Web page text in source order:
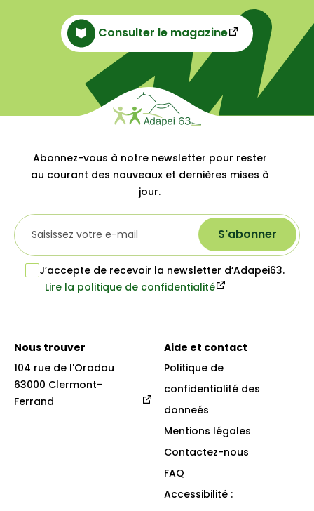
Consulter le magazine
Abonnez-vous à notre newsletter pour rester
au courant des nouveaux et dernières mises à
jour.
S'abonner
J’accepte de recevoir la newsletter d‘Adapei63.
Lire la politique de confidentialité
Nous trouver
104 rue de l'Oradou
63000 Clermont-
Ferrand
Aide et contact
Politique de
confidentialité des
donneés
Mentions légales
Contactez-nous
FAQ
Accessibilité :